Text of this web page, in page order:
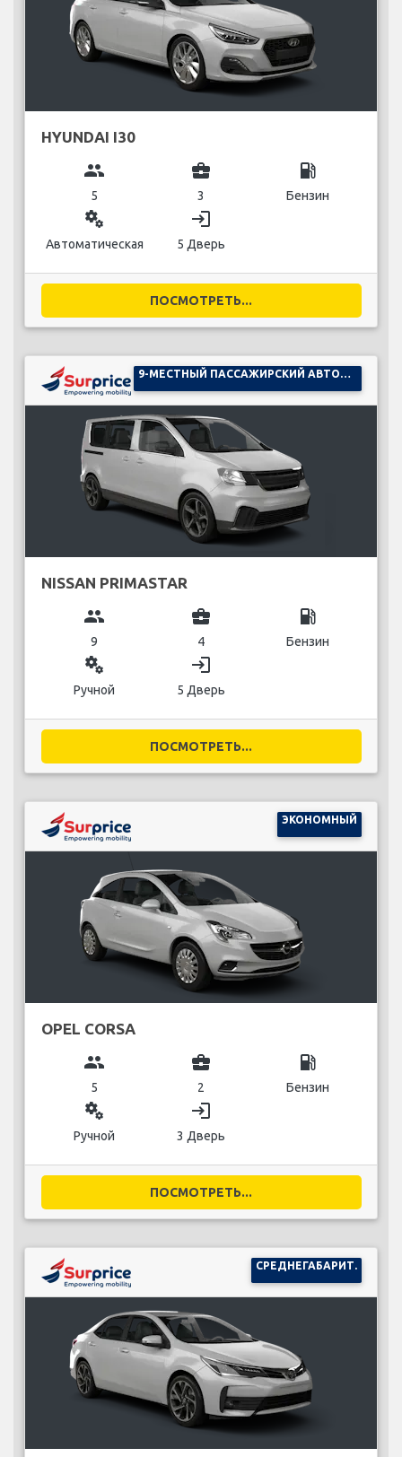
HYUNDAI I30
group
5
business_center
3
local_gas_station
Бензин
miscellaneous_services
Автоматическая
login
5 Дверь
ПОСМОТРЕТЬ...
NISSAN PRIMASTAR
group
9
business_center
4
local_gas_station
Бензин
miscellaneous_services
Ручной
login
5 Дверь
ПОСМОТРЕТЬ...
ЭКОНОМНЫЙ
OPEL CORSA
group
5
business_center
2
local_gas_station
Бензин
miscellaneous_services
Ручной
login
3 Дверь
ПОСМОТРЕТЬ...
СРЕДНЕГАБАРИТ.